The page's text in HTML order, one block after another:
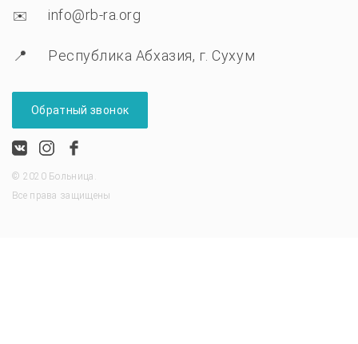
info@rb-ra.org
Республика Абхазия, г. Сухум
Обратный звонок
© 2020 Больница.
Все права защищены